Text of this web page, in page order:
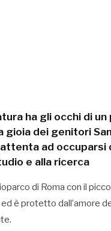
ha gli occhi di
gioia dei genitori
ad occuparsi
e alla ricerca
di Roma con il
è protetto dall’amore